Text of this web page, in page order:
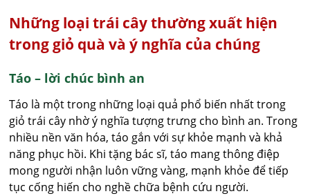
Những loại trái cây thường xuất hiện
trong giỏ quà và ý nghĩa của chúng
Táo – lời chúc bình an
Táo là một trong những loại quả phổ biến nhất trong
giỏ trái cây nhờ ý nghĩa tượng trưng cho bình an. Trong
nhiều nền văn hóa, táo gắn với sự khỏe mạnh và khả
năng phục hồi. Khi tặng bác sĩ, táo mang thông điệp
mong người nhận luôn vững vàng, mạnh khỏe để tiếp
tục cống hiến cho nghề chữa bệnh cứu người.